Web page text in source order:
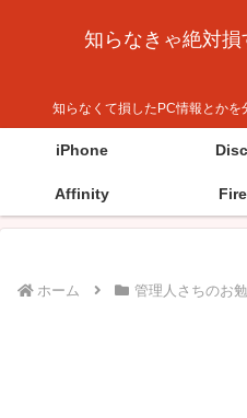
知らなきゃ絶対
知らなくて損したPC情報とか
iPhone
Affinity
ホーム 管理人さちのお